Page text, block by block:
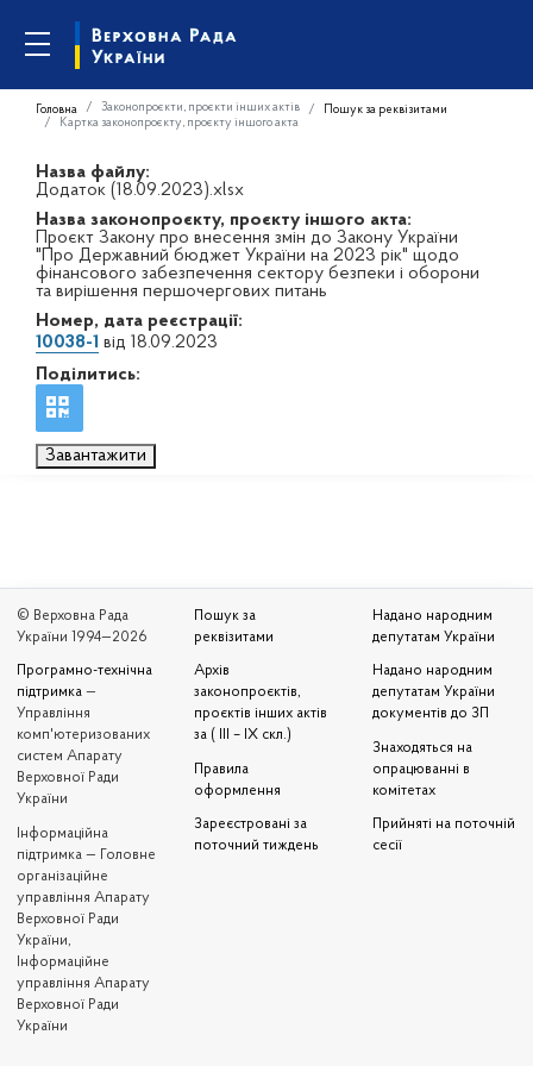
Головна Законопроєкти, проєкти інших актів
Пошук за реквізитами
Картка законопроєкту, проєкту іншого акта
Назва файлу:
Додаток (18.09.2023).xlsx
Назва законопроєкту, проєкту іншого акта:
Проєкт Закону про внесення змін до Закону України
"Про Державний бюджет України на 2023 рік" щодо
фінансового забезпечення сектору безпеки і оборони
та вирішення першочергових питань
Номер, дата реєстрації:
10038-1 від 18.09.2023
Поділитись:
Завантажити
© Верховна Рада
України 1994—2026
Програмно-технічна
підтримка —
Управління
комп'ютеризованих
систем Апарату
Верховної Ради
України
Iнформаційна
підтримка — Головне
організаційне
управління Апарату
Верховної Ради
України,
Інформаційне
управління Апарату
Верховної Ради
України
Пошук за
реквізитами
Архів
законопроєктів,
проєктів інших актів
за ( III – IX скл.)
Правила
оформлення
Зареєстровані за
поточний тиждень
Надано народним
депутатам України
Надано народним
депутатам України
документів до ЗП
Знаходяться на
опрацюванні в
комітетах
Прийняті на поточній
сесії